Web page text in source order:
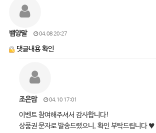
뱀양말 04.08 20:27
댓글내용 확인
조은맘 04.10 17:01
이벤트 참여해주셔서 감사합니다!
상품권 문자로 발송드렸으니, 확인 부탁드립니다 ♥